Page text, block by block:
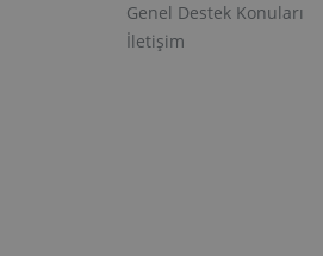
Genel Destek Konuları
İletişim